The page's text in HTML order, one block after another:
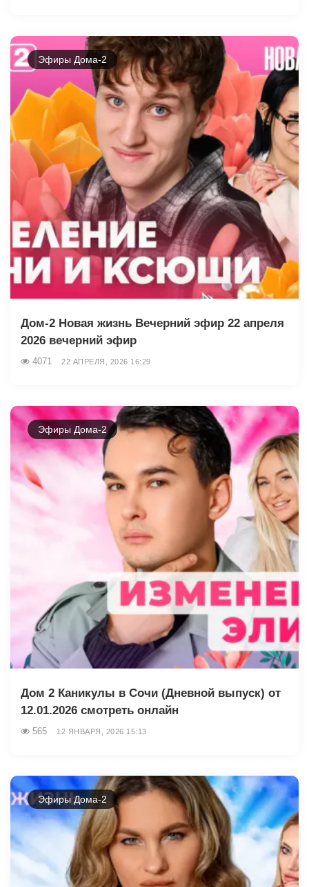
Эфиры Дома-2
Дом-2 Новая жизнь Вечерний эфир 22 апреля
2026 вечерний эфир
4071 22 АПРЕЛЯ, 2026 16:29
Эфиры Дома-2
Дом 2 Каникулы в Сочи (Дневной выпуск) от
12.01.2026 смотреть онлайн
565 12 ЯНВАРЯ, 2026 15:13
Эфиры Дома-2